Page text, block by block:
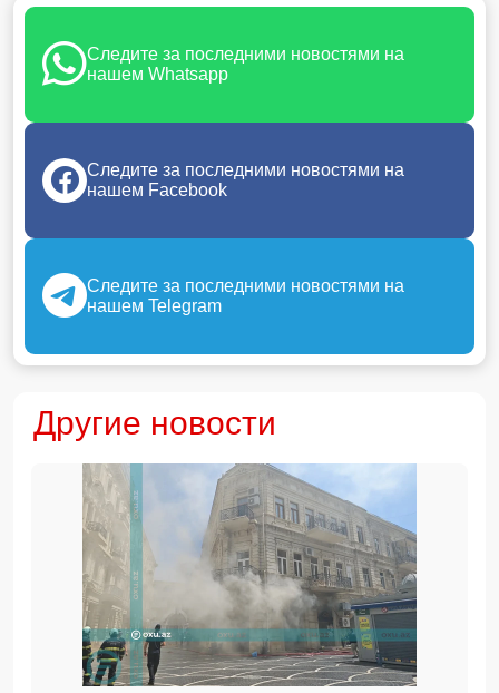
Следите за последними новостями на
нашем Whatsapp
Следите за последними новостями на
нашем Facebook
Следите за последними новостями на
нашем Telegram
Другие новости